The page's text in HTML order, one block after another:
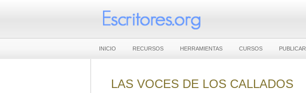
INICIO RECURSOS HERRAMIENTAS CURSOS PUBLICAR
LAS VOCES DE LOS CALLADOS